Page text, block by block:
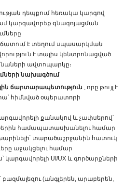
դեպքում հեռակա կարգով
կարգավորեք գնագոյացման
է տեղում սպասարկման
է տալիս կենտրոնացված
ավտոպարկը։
նախագծում
ճարտարապետություն , որը թույլ է
հիմնված օպերատորի
քանակով և չափսերով՝
համապատասխանելու համար
տարածաշրջանին հատուկ
աջակցելու համար
կարգավորելի UI/UX և գործարքների
բազմալեզու (անգլերեն, արաբերեն,